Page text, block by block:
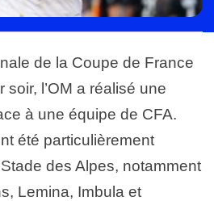
de la Coupe de France
l’OM a réalisé une
à une équipe de CFA.
été particulièrement
des Alpes, notamment
Lemina, Imbula et